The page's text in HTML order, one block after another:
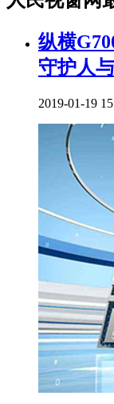
纵横
守护人
2019-01-19